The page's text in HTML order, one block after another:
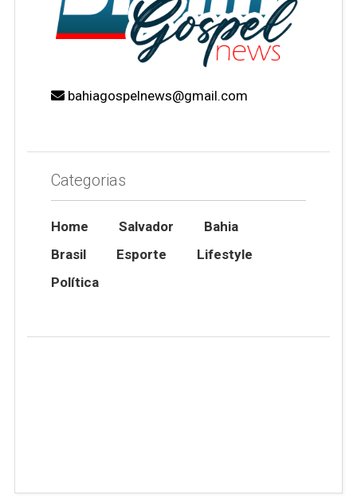
bahiagospelnews@gmail.com
Categorias
Home Salvador
Bahia
Brasil
Esporte
Lifestyle
Política